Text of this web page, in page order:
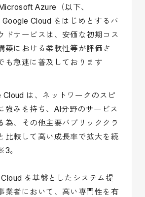
Azure（以下、
Google Cloud をはじめとするパ
ドサービスは、安価な初期コス
築における柔軟性等が評価さ
も急速に普及しております
Cloud は、ネットワークのスピ
強みを持ち、AI分野のサービス
為、その他主要パブリッククラ
比較して高い成長率で拡大を続
。
を基盤としたシステム提
業者において、高い専門性を有